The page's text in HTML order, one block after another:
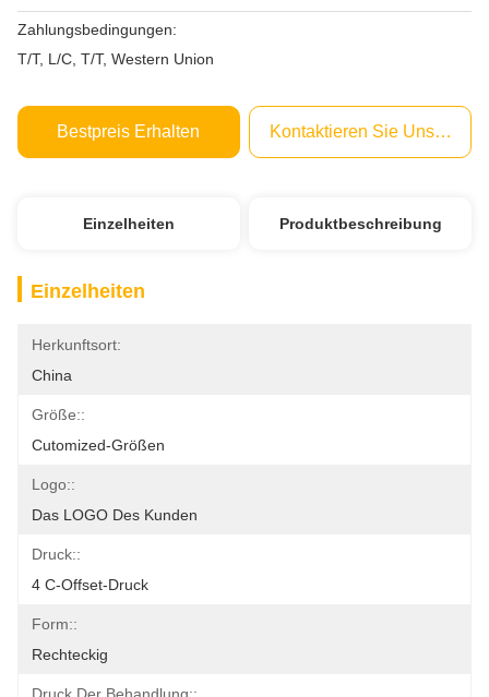
Zahlungsbedingungen:
T/T, L/C, T/T, Western Union
Bestpreis Erhalten Kontaktieren Sie Uns Jetzt
Einzelheiten Produktbeschreibung
Einzelheiten
Herkunftsort:
China
Größe::
Cutomized-Größen
Logo::
Das LOGO Des Kunden
Druck::
4 C-Offset-Druck
Form::
Rechteckig